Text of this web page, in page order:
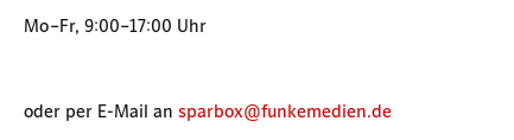
Mo–Fr, 9:00–17:00 Uhr
oder per E-Mail an sparbox@funkemedien.de